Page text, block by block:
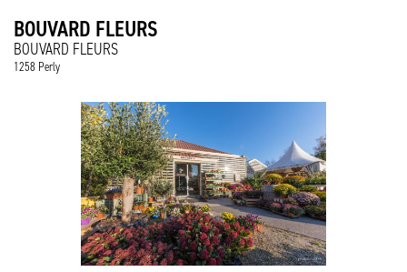
BOUVARD FLEURS
BOUVARD FLEURS
1258 Perly